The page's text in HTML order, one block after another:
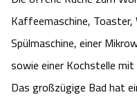
Kaffeemaschine, Toaster,
Spülmaschine, einer
sowie einer Kochstelle
Das großzügige Bad hat